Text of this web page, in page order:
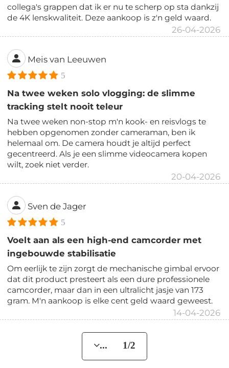
collega's grappen dat ik er nu te scherp op sta dankzij
de 4K lenskwaliteit. Deze aankoop is z'n geld waard.
26-04-2026
Meis van Leeuwen
5
Na twee weken solo vlogging: de slimme
tracking stelt nooit teleur
Na twee weken non-stop m'n kook- en reisvlogs te
hebben opgenomen zonder cameraman, ben ik
helemaal om. De camera houdt je altijd perfect
gecentreerd. Als je een slimme videocamera kopen
wilt, zoek niet verder.
20-04-2026
Sven de Jager
5
Voelt aan als een high-end camcorder met
ingebouwde stabilisatie
Om eerlijk te zijn zorgt de mechanische gimbal ervoor
dat dit product presteert als een dure professionele
camcorder, maar dan in een ultralicht jasje van 173
gram. M'n aankoop is elke cent geld waard geweest.
14-04-2026
... 1/2